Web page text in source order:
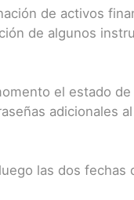
de activos
de algunos
el estado
adicionales
las dos fechas